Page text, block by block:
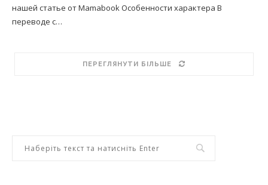
нашей статье от Mamabook Особенности характера В
переводе с…
ПЕРЕГЛЯНУТИ БІЛЬШЕ